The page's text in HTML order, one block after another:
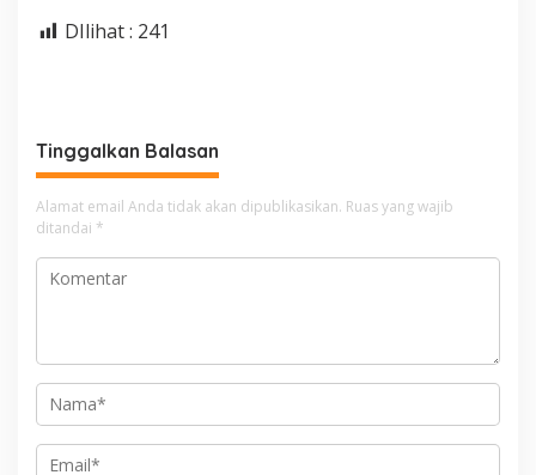
DIlihat : 241
Tinggalkan Balasan
Alamat email Anda tidak akan dipublikasikan. Ruas yang wajib
ditandai *